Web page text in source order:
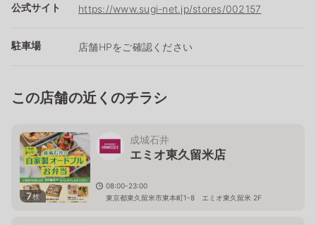
公式サイト https://www.sugi-net.jp/stores/002157
駐車場 店舗HPをご確認ください
この店舗の近くのチラシ
7枚
成城石井
エミオ東久留米店
08:00-23:00
東京都東久留米市東本町1-8 エミオ東久留米 2F